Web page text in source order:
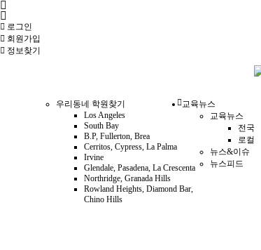
로그인
회원 가입
정보찾기
우리동네 학원찾기
Los Angeles
South Bay
B.P, Fullerton, Brea
Cerritos, Cypress, La Palma
Irvine
Glendale, Pasadena, La Crescenta
Northridge, Granada Hills
Rowland Heights, Diamond Bar,
Chino Hills
교육뉴스
교육뉴스
전국
로컬
뉴스&이슈
뉴스피드